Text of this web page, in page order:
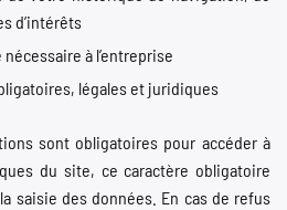
d’intérêts
à l’entreprise
légales et juridiques
sont obligatoires pour accéder à
du site, ce caractère obligatoire
saisie des données. En cas de refus